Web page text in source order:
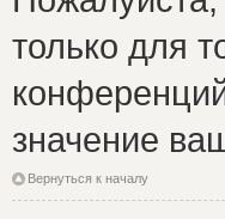
только для
значение
Вернуться к началу